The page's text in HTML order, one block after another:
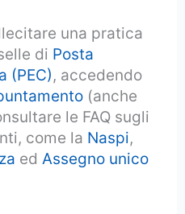
una pratica
di Posta
(PEC), accedendo
(anche
le FAQ sugli
come la Naspi,
ed Assegno unico